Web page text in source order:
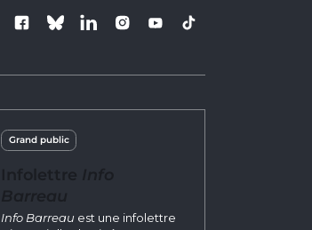
Grand public
Info Barreau est une infolettre